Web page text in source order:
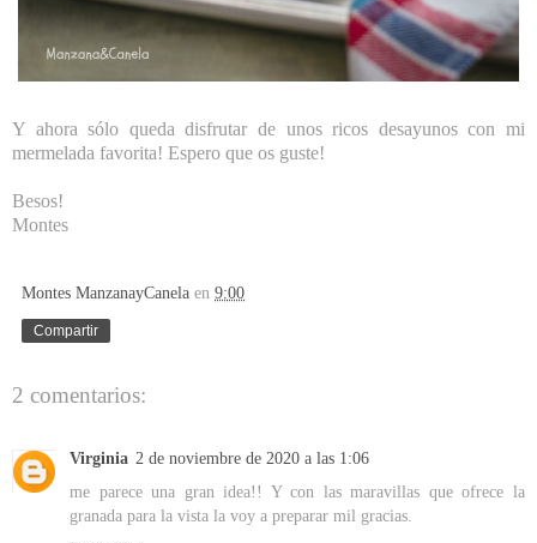
Y ahora sólo queda disfrutar de unos ricos desayunos con mi
mermelada favorita! Espero que os guste!
Besos!
Montes
Montes ManzanayCanela en 9:00
Compartir
2 comentarios:
Virginia 2 de noviembre de 2020 a las 1:06
me parece una gran idea!! Y con las maravillas que ofrece la
granada para la vista la voy a preparar mil gracias.